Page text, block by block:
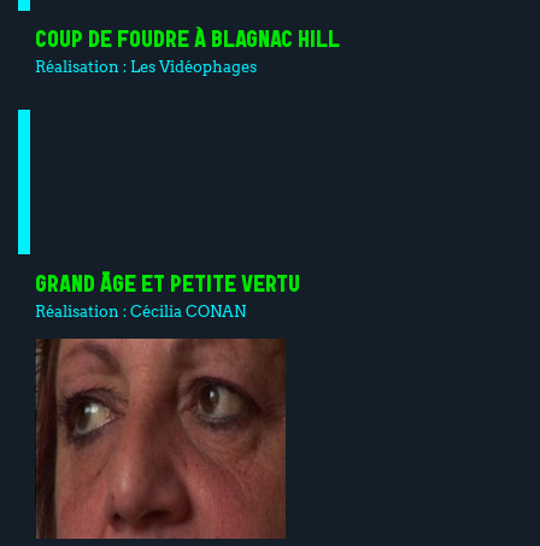
COUP DE FOUDRE À BLAGNAC HILL
Réalisation : Les Vidéophages
GRAND ÂGE ET PETITE VERTU
Réalisation :Cécilia CONAN